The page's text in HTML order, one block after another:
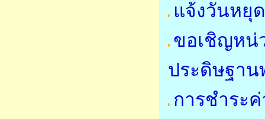
แจ้งวันหยุ
ขอเชิญหน่
ประดิษฐา
การชำระ